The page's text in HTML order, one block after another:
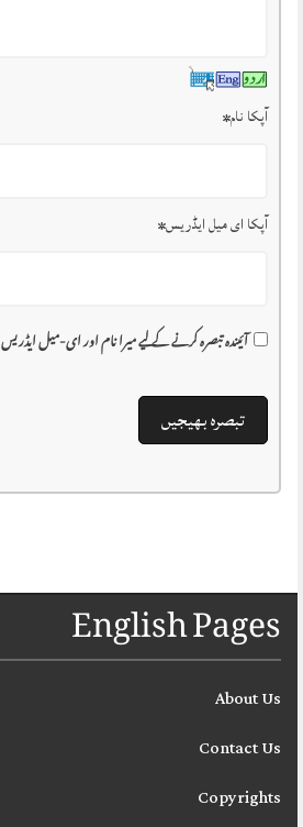
آپکا نام*
آپکا ای میل ایڈریس*
آئیندہ تبصرہ کرنے کے لیے میرا نام اور ای-میل
English Pages
About Us
Contact Us
Copyrights